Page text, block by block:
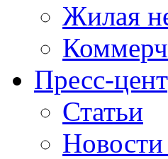
Жилая
Пресс-
Статьи